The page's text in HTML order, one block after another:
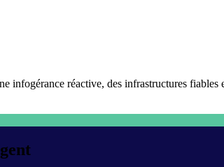
infogérance réactive, des infrastructures fiables